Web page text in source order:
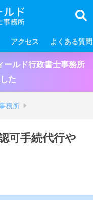
アクセス よくある質問
ールド行政書士事務所
た
務所
可手続代行や